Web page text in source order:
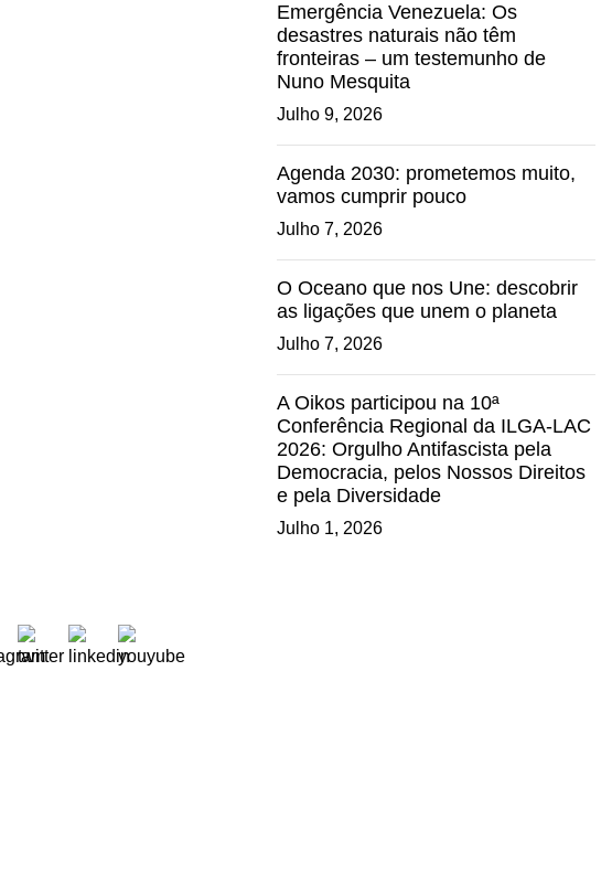
Emergência Venezuela: Os
desastres naturais não têm
fronteiras – um testemunho de
Nuno Mesquita
Julho 9, 2026
Agenda 2030: prometemos muito,
vamos cumprir pouco
Julho 7, 2026
O Oceano que nos Une: descobrir
as ligações que unem o planeta
Julho 7, 2026
A Oikos participou na 10ª
Conferência Regional da ILGA-LAC
2026: Orgulho Antifascista pela
Democracia, pelos Nossos Direitos
e pela Diversidade
Julho 1, 2026